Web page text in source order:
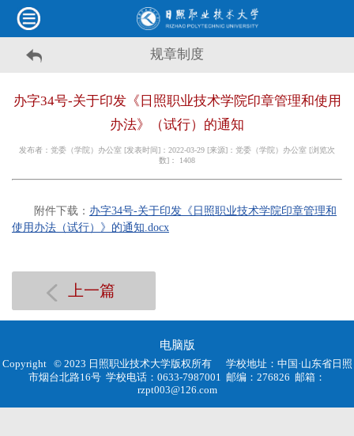
规章制度
办字34号-关于印发《日照职业技术学院印章管理和使用
办法》（试行）的通知
发布者：党委（学院）办公室 [发表时间]：2022-03-29 [来源]：党委（学院）办公室 [浏览次
数]： 1408
附件下载： 办字34号-关于印发《日照职业技术学院印章管理和
使用办法（试行）》的通知.docx
上一篇
电脑版
Copyright © 2023 日照职业技术大学版权所有
学校地址：中国·山东省日照
市烟台北路16号 学校电话：0633-7987001 邮编：276826 邮箱：
rzpt003@126.com